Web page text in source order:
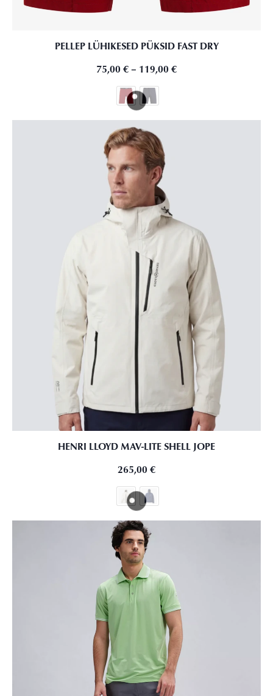
PELLEP LÜHIKESED PÜKSID FAST DRY
75,00 €– 119,00 €
HENRI LLOYD MAV-LITE SHELL JOPE
265,00 €